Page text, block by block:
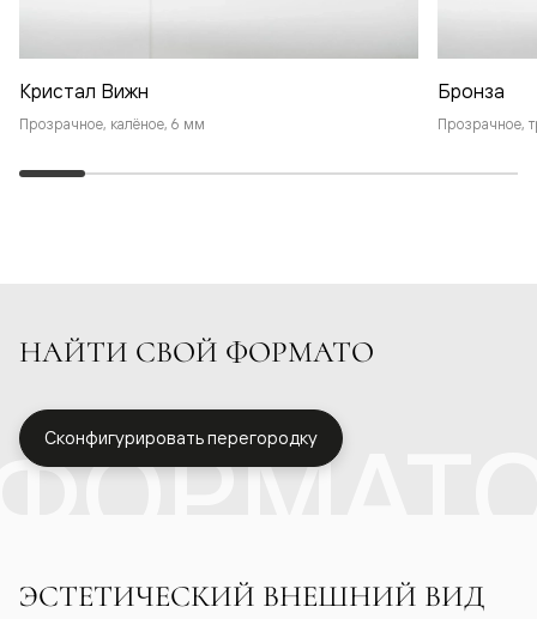
Кристал Вижн
Прозрачное, калёное, 6 мм
Бронза
Прозрачное,
НАЙТИ СВОЙ ФОРМАТО
Сконфигурировать перегородку
ЭСТЕТИЧЕСКИЙ ВНЕШНИЙ ВИД